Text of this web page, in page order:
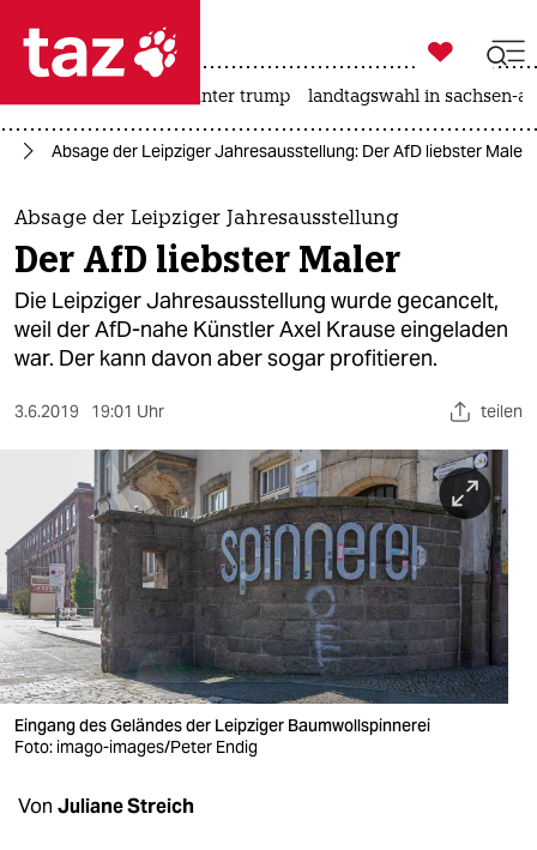
 taz zahl ich
taz zahl ich
themen
politik
öko
sport
berlin
nord
wahrheit
verlag
verlag
veranstaltungen

taz zahl ich
usa unter trump landtagswahl in sachsen-
Absage der Leipziger Jahresausstellung: Der AfD liebster Maler
Absage der Leipziger Jahresausstellung
Der AfD liebster Maler
Die Leipziger Jahresausstellung wurde gecancelt,
weil der AfD-nahe Künstler Axel Krause eingeladen
war. Der kann davon aber sogar profitieren.
3.6.2019 19:01 Uhr teilen
Eingang des Geländes der Leipziger Baumwollspinnerei
Foto: imago-images/Peter Endig
Von Juliane Streich